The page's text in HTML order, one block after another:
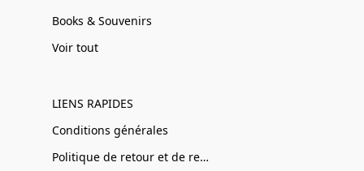
Books & Souvenirs
Voir tout
LIENS RAPIDES
Conditions générales
Politique de retour et de remboursement